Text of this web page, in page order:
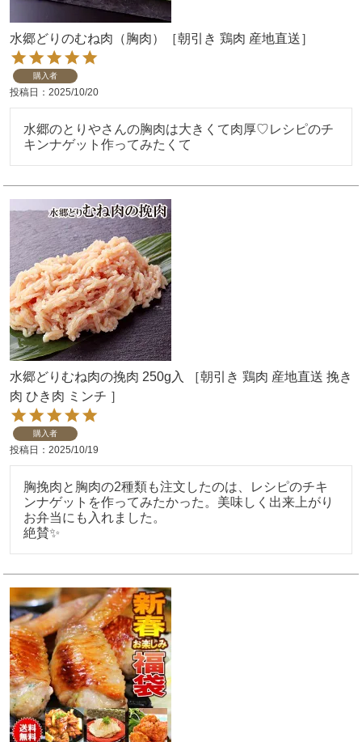
水郷どりのむね肉（胸肉）［朝引き 鶏肉 産地直送］
購入者
投稿日 2025/10/20
水郷のとりやさんの胸肉は大きくて肉厚♡レシピのチ
キンナゲット作ってみたくて
水郷どりむね肉の挽肉 250g入 ［朝引き 鶏肉 産地直送 挽き
肉 ひき肉 ミンチ ］
購入者
投稿日 2025/10/19
胸挽肉と胸肉の2種類も注文したのは、レシピのチキ
ンナゲットを作ってみたかった。美味しく出来上がり
お弁当にも入れました。
絶賛✨